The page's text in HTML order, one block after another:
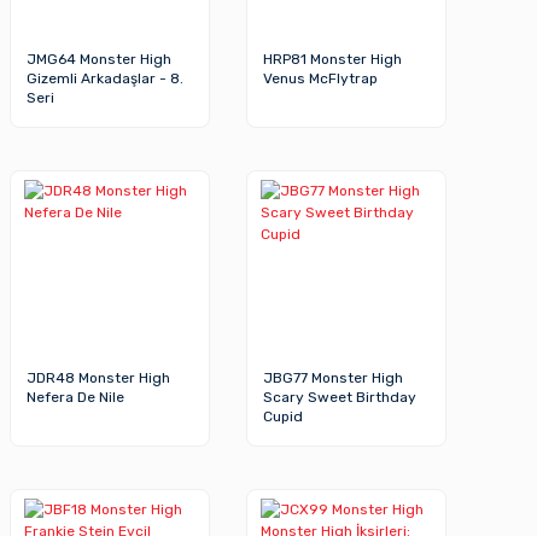
JMG64 Monster High
Gizemli Arkadaşlar - 8.
Seri
HRP81 Monster High
Venus McFlytrap
JDR48 Monster High
Nefera De Nile
JBG77 Monster High
Scary Sweet Birthday
Cupid